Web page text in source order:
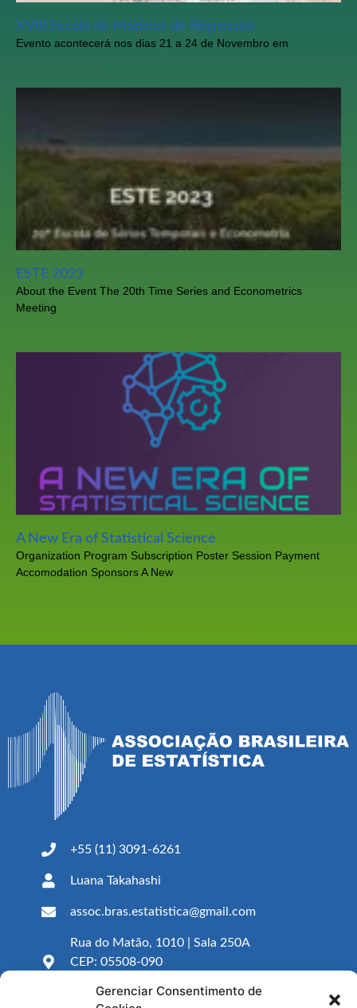
Gerenciar Consentimento de
XVIII Escola de Modelos de Regressão
Evento acontecerá nos dias 21 a 24 de Novembro em
ESTE 2023
About the Event The 20th Time Series and Econometrics
Meeting
A New Era of Statistical Science
Organization Program Subscription Poster Session Payment
Accomodation Sponsors A New
+55 (11) 3091-6261
Luana Takahashi
assoc.bras.estatistica@gmail.com
Rua do Matão, 1010 | Sala 250A
CEP: 05508-090